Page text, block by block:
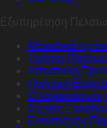
Εξυπηρέτηση
Μοναδικά
Τρόποι
Αποστολή
Πολιτική
Ο λογαριασμός
Συχνές
Εντοπισμός